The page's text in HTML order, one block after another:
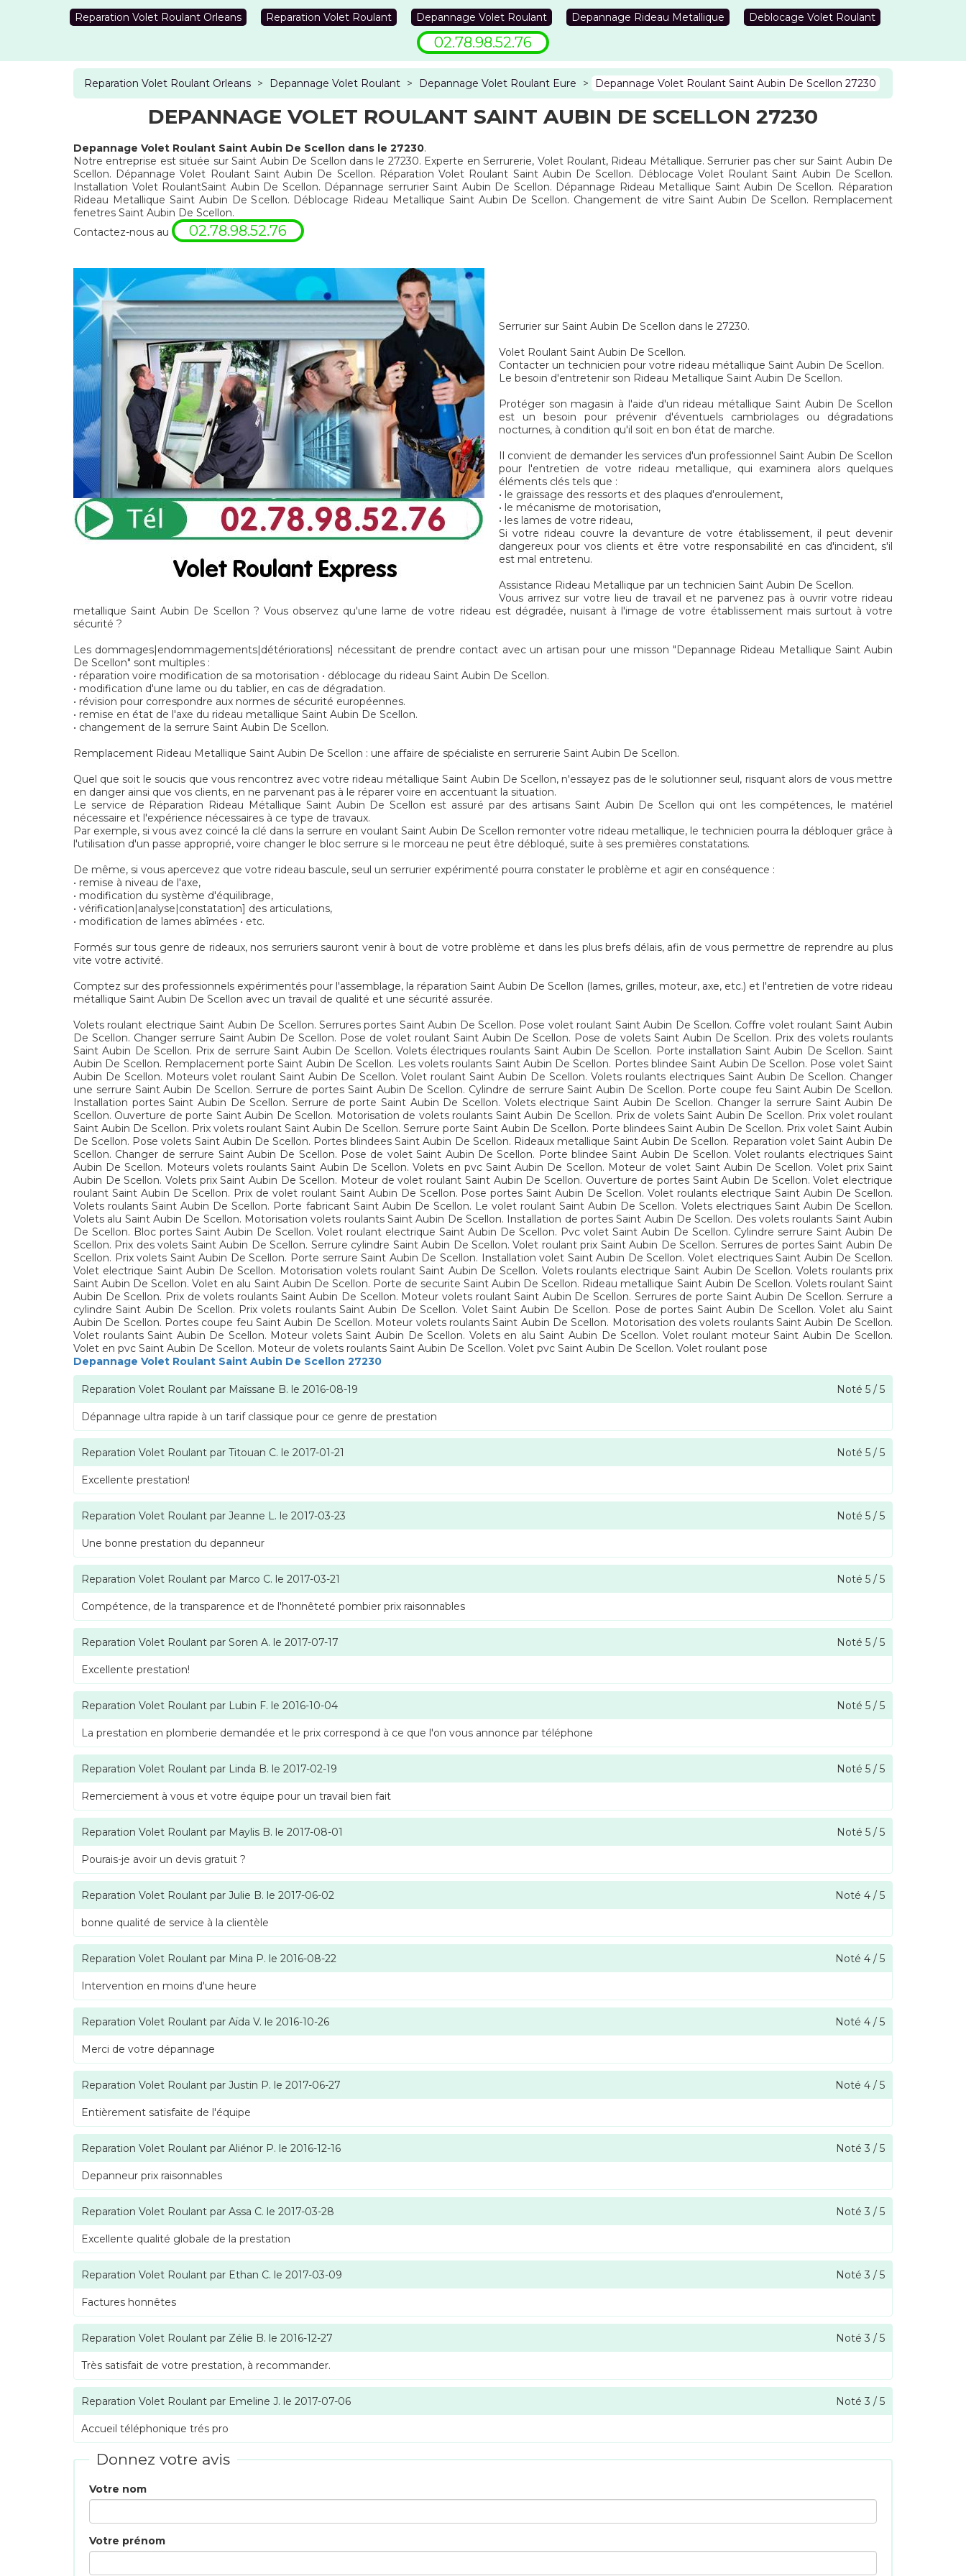
Reparation Volet Roulant Orleans Reparation Volet Roulant Depannage Volet Roulant Depannage Rideau Metallique Deblocage Volet Roulant
02.78.98.52.76
Reparation Volet Roulant Orleans > Depannage Volet Roulant > Depannage Volet Roulant Eure > Depannage Volet Roulant Saint Aubin De Scellon 27230
DEPANNAGE VOLET ROULANT SAINT AUBIN DE SCELLON 27230
Depannage Volet Roulant Saint Aubin De Scellon dans le 27230.
Notre entreprise est située sur Saint Aubin De Scellon dans le 27230. Experte en Serrurerie, Volet Roulant, Rideau Métallique. Serrurier pas cher sur Saint Aubin De
Scellon. Dépannage Volet Roulant Saint Aubin De Scellon. Réparation Volet Roulant Saint Aubin De Scellon. Déblocage Volet Roulant Saint Aubin De Scellon.
Installation Volet RoulantSaint Aubin De Scellon. Dépannage serrurier Saint Aubin De Scellon. Dépannage Rideau Metallique Saint Aubin De Scellon. Réparation
Rideau Metallique Saint Aubin De Scellon. Déblocage Rideau Metallique Saint Aubin De Scellon. Changement de vitre Saint Aubin De Scellon. Remplacement
fenetres Saint Aubin De Scellon.
Contactez-nous au
02.78.98.52.76
Serrurier sur Saint Aubin De Scellon dans le 27230.
Volet Roulant Saint Aubin De Scellon.
Contacter un technicien pour votre rideau métallique Saint Aubin De Scellon.
Le besoin d'entretenir son Rideau Metallique Saint Aubin De Scellon.
Protéger son magasin à l'aide d'un rideau métallique Saint Aubin De Scellon
est un besoin pour prévenir d'éventuels cambriolages ou dégradations
nocturnes, à condition qu'il soit en bon état de marche.
Il convient de demander les services d'un professionnel Saint Aubin De Scellon
pour l'entretien de votre rideau metallique, qui examinera alors quelques
éléments clés tels que :
• le graissage des ressorts et des plaques d'enroulement,
• le mécanisme de motorisation,
• les lames de votre rideau,
Si votre rideau couvre la devanture de votre établissement, il peut devenir
dangereux pour vos clients et être votre responsabilité en cas d'incident, s'il
est mal entretenu.
Assistance Rideau Metallique par un technicien Saint Aubin De Scellon.
Vous arrivez sur votre lieu de travail et ne parvenez pas à ouvrir votre rideau
metallique Saint Aubin De Scellon ? Vous observez qu'une lame de votre rideau est dégradée, nuisant à l'image de votre établissement mais surtout à votre
sécurité ?
Les dommages|endommagements|détériorations] nécessitant de prendre contact avec un artisan pour une misson "Depannage Rideau Metallique Saint Aubin
De Scellon" sont multiples :
• réparation voire modification de sa motorisation • déblocage du rideau Saint Aubin De Scellon.
• modification d'une lame ou du tablier, en cas de dégradation.
• révision pour correspondre aux normes de sécurité européennes.
• remise en état de l'axe du rideau metallique Saint Aubin De Scellon.
• changement de la serrure Saint Aubin De Scellon.
Remplacement Rideau Metallique Saint Aubin De Scellon : une affaire de spécialiste en serrurerie Saint Aubin De Scellon.
Quel que soit le soucis que vous rencontrez avec votre rideau métallique Saint Aubin De Scellon, n'essayez pas de le solutionner seul, risquant alors de vous mettre
en danger ainsi que vos clients, en ne parvenant pas à le réparer voire en accentuant la situation.
Le service de Réparation Rideau Métallique Saint Aubin De Scellon est assuré par des artisans Saint Aubin De Scellon qui ont les compétences, le matériel
nécessaire et l'expérience nécessaires à ce type de travaux.
Par exemple, si vous avez coincé la clé dans la serrure en voulant Saint Aubin De Scellon remonter votre rideau metallique, le technicien pourra la débloquer grâce à
l'utilisation d'un passe approprié, voire changer le bloc serrure si le morceau ne peut être débloqué, suite à ses premières constatations.
De même, si vous apercevez que votre rideau bascule, seul un serrurier expérimenté pourra constater le problème et agir en conséquence :
• remise à niveau de l'axe,
• modification du système d'équilibrage,
• vérification|analyse|constatation] des articulations,
• modification de lames abîmées • etc.
Formés sur tous genre de rideaux, nos serruriers sauront venir à bout de votre problème et dans les plus brefs délais, afin de vous permettre de reprendre au plus
vite votre activité.
Comptez sur des professionnels expérimentés pour l'assemblage, la réparation Saint Aubin De Scellon (lames, grilles, moteur, axe, etc.) et l'entretien de votre rideau
métallique Saint Aubin De Scellon avec un travail de qualité et une sécurité assurée.
Volets roulant electrique Saint Aubin De Scellon. Serrures portes Saint Aubin De Scellon. Pose volet roulant Saint Aubin De Scellon. Coffre volet roulant Saint Aubin
De Scellon. Changer serrure Saint Aubin De Scellon. Pose de volet roulant Saint Aubin De Scellon. Pose de volets Saint Aubin De Scellon. Prix des volets roulants
Saint Aubin De Scellon. Prix de serrure Saint Aubin De Scellon. Volets électriques roulants Saint Aubin De Scellon. Porte installation Saint Aubin De Scellon. Saint
Aubin De Scellon. Remplacement porte Saint Aubin De Scellon. Les volets roulants Saint Aubin De Scellon. Portes blindee Saint Aubin De Scellon. Pose volet Saint
Aubin De Scellon. Moteurs volet roulant Saint Aubin De Scellon. Volet roulant Saint Aubin De Scellon. Volets roulants electriques Saint Aubin De Scellon. Changer
une serrure Saint Aubin De Scellon. Serrure de portes Saint Aubin De Scellon. Cylindre de serrure Saint Aubin De Scellon. Porte coupe feu Saint Aubin De Scellon.
Installation portes Saint Aubin De Scellon. Serrure de porte Saint Aubin De Scellon. Volets electrique Saint Aubin De Scellon. Changer la serrure Saint Aubin De
Scellon. Ouverture de porte Saint Aubin De Scellon. Motorisation de volets roulants Saint Aubin De Scellon. Prix de volets Saint Aubin De Scellon. Prix volet roulant
Saint Aubin De Scellon. Prix volets roulant Saint Aubin De Scellon. Serrure porte Saint Aubin De Scellon. Porte blindees Saint Aubin De Scellon. Prix volet Saint Aubin
De Scellon. Pose volets Saint Aubin De Scellon. Portes blindees Saint Aubin De Scellon. Rideaux metallique Saint Aubin De Scellon. Reparation volet Saint Aubin De
Scellon. Changer de serrure Saint Aubin De Scellon. Pose de volet Saint Aubin De Scellon. Porte blindee Saint Aubin De Scellon. Volet roulants electriques Saint
Aubin De Scellon. Moteurs volets roulants Saint Aubin De Scellon. Volets en pvc Saint Aubin De Scellon. Moteur de volet Saint Aubin De Scellon. Volet prix Saint
Aubin De Scellon. Volets prix Saint Aubin De Scellon. Moteur de volet roulant Saint Aubin De Scellon. Ouverture de portes Saint Aubin De Scellon. Volet electrique
roulant Saint Aubin De Scellon. Prix de volet roulant Saint Aubin De Scellon. Pose portes Saint Aubin De Scellon. Volet roulants electrique Saint Aubin De Scellon.
Volets roulants Saint Aubin De Scellon. Porte fabricant Saint Aubin De Scellon. Le volet roulant Saint Aubin De Scellon. Volets electriques Saint Aubin De Scellon.
Volets alu Saint Aubin De Scellon. Motorisation volets roulants Saint Aubin De Scellon. Installation de portes Saint Aubin De Scellon. Des volets roulants Saint Aubin
De Scellon. Bloc portes Saint Aubin De Scellon. Volet roulant electrique Saint Aubin De Scellon. Pvc volet Saint Aubin De Scellon. Cylindre serrure Saint Aubin De
Scellon. Prix des volets Saint Aubin De Scellon. Serrure cylindre Saint Aubin De Scellon. Volet roulant prix Saint Aubin De Scellon. Serrures de portes Saint Aubin De
Scellon. Prix volets Saint Aubin De Scellon. Porte serrure Saint Aubin De Scellon. Installation volet Saint Aubin De Scellon. Volet electriques Saint Aubin De Scellon.
Volet electrique Saint Aubin De Scellon. Motorisation volets roulant Saint Aubin De Scellon. Volets roulants electrique Saint Aubin De Scellon. Volets roulants prix
Saint Aubin De Scellon. Volet en alu Saint Aubin De Scellon. Porte de securite Saint Aubin De Scellon. Rideau metallique Saint Aubin De Scellon. Volets roulant Saint
Aubin De Scellon. Prix de volets roulants Saint Aubin De Scellon. Moteur volets roulant Saint Aubin De Scellon. Serrures de porte Saint Aubin De Scellon. Serrure a
cylindre Saint Aubin De Scellon. Prix volets roulants Saint Aubin De Scellon. Volet Saint Aubin De Scellon. Pose de portes Saint Aubin De Scellon. Volet alu Saint
Aubin De Scellon. Portes coupe feu Saint Aubin De Scellon. Moteur volets roulants Saint Aubin De Scellon. Motorisation des volets roulants Saint Aubin De Scellon.
Volet roulants Saint Aubin De Scellon. Moteur volets Saint Aubin De Scellon. Volets en alu Saint Aubin De Scellon. Volet roulant moteur Saint Aubin De Scellon.
Volet en pvc Saint Aubin De Scellon. Moteur de volets roulants Saint Aubin De Scellon. Volet pvc Saint Aubin De Scellon. Volet roulant pose
Depannage Volet Roulant Saint Aubin De Scellon 27230
Reparation Volet Roulant par Maïssane B. le 2016-08-19 Noté 5 / 5
Dépannage ultra rapide à un tarif classique pour ce genre de prestation
Reparation Volet Roulant par Titouan C. le 2017-01-21 Noté 5 / 5
Excellente prestation!
Reparation Volet Roulant par Jeanne L. le 2017-03-23 Noté 5 / 5
Une bonne prestation du depanneur
Reparation Volet Roulant par Marco C. le 2017-03-21 Noté 5 / 5
Compétence, de la transparence et de l'honnêteté pombier prix raisonnables
Reparation Volet Roulant par Soren A. le 2017-07-17 Noté 5 / 5
Excellente prestation!
Reparation Volet Roulant par Lubin F. le 2016-10-04 Noté 5 / 5
La prestation en plomberie demandée et le prix correspond à ce que l'on vous annonce par téléphone
Reparation Volet Roulant par Linda B. le 2017-02-19 Noté 5 / 5
Remerciement à vous et votre équipe pour un travail bien fait
Reparation Volet Roulant par Maylis B. le 2017-08-01 Noté 5 / 5
Pourais-je avoir un devis gratuit ?
Reparation Volet Roulant par Julie B. le 2017-06-02 Noté 4 / 5
bonne qualité de service à la clientèle
Reparation Volet Roulant par Mina P. le 2016-08-22 Noté 4 / 5
Intervention en moins d'une heure
Reparation Volet Roulant par Aïda V. le 2016-10-26 Noté 4 / 5
Merci de votre dépannage
Reparation Volet Roulant par Justin P. le 2017-06-27 Noté 4 / 5
Entièrement satisfaite de l'équipe
Reparation Volet Roulant par Aliénor P. le 2016-12-16 Noté 3 / 5
Depanneur prix raisonnables
Reparation Volet Roulant par Assa C. le 2017-03-28 Noté 3 / 5
Excellente qualité globale de la prestation
Reparation Volet Roulant par Ethan C. le 2017-03-09 Noté 3 / 5
Factures honnêtes
Reparation Volet Roulant par Zélie B. le 2016-12-27 Noté 3 / 5
Très satisfait de votre prestation, à recommander.
Reparation Volet Roulant par Emeline J. le 2017-07-06 Noté 3 / 5
Accueil téléphonique trés pro
Donnez votre avis
Votre nom
Votre prénom